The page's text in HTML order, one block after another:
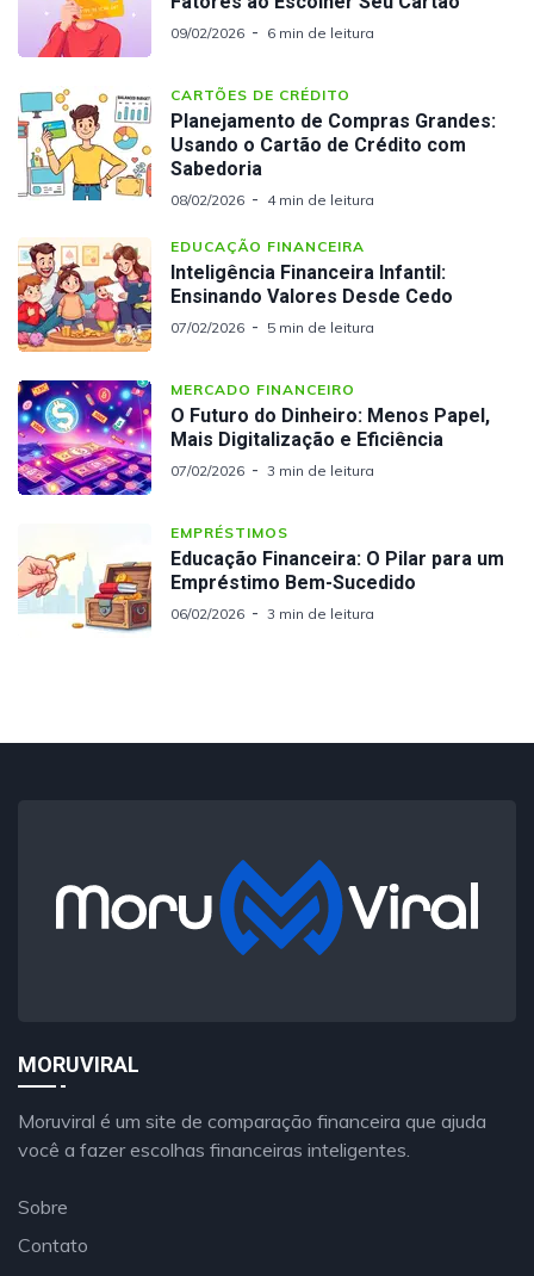
09/02/2026 6 min de leitura
CARTÕES DE CRÉDITO
Planejamento de Compras Grandes:
Usando o Cartão de Crédito com
Sabedoria
08/02/2026 4 min de leitura
EDUCAÇÃO FINANCEIRA
Inteligência Financeira Infantil:
Ensinando Valores Desde Cedo
07/02/2026 5 min de leitura
MERCADO FINANCEIRO
O Futuro do Dinheiro: Menos Papel,
Mais Digitalização e Eficiência
07/02/2026 3 min de leitura
EMPRÉSTIMOS
Educação Financeira: O Pilar para um
Empréstimo Bem-Sucedido
06/02/2026 3 min de leitura
MORUVIRAL
Moruviral é um site de comparação financeira que ajuda
você a fazer escolhas financeiras inteligentes.
Sobre
Contato